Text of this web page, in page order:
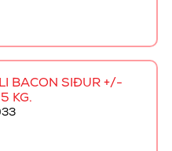
BACON SÍÐUR +/-
KG.